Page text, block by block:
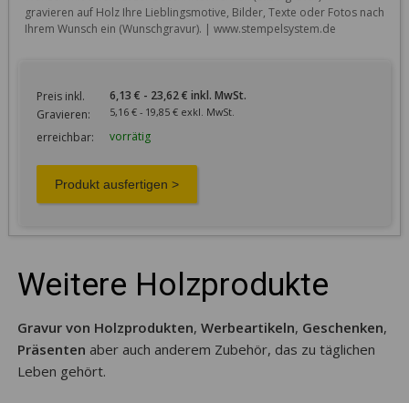
gravieren auf Holz Ihre Lieblingsmotive, Bilder, Texte oder Fotos nach
Ihrem Wunsch ein (Wunschgravur). | www.stempelsystem.de
Preis inkl.
Gravieren:
6,13 € - 23,62 € inkl. MwSt.
5,16 € - 19,85 € exkl. MwSt.
erreichbar: vorrätig
Weitere Holzprodukte
Gravur von Holzprodukten, Werbeartikeln, Geschenken,
Präsenten aber auch anderem Zubehör, das zu täglichen
Leben gehört.